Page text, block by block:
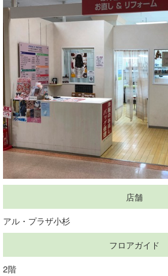
店舗
アル・プラザ小杉
フロアガイド
2階